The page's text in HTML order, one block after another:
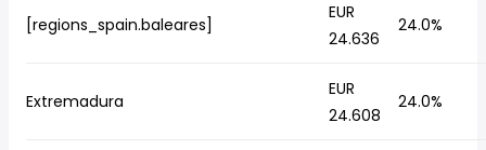
[regions_spain.baleares]
EUR
24.636
24.0%
Extremadura
EUR
24.608
24.0%